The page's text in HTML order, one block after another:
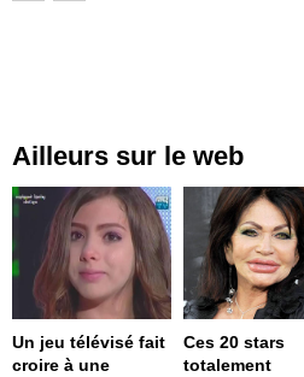
Ailleurs sur le web
Un jeu télévisé fait
croire à une
Ces 20 stars
totalement